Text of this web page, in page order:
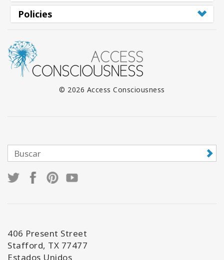
Policies
© 2026 Access Consciousness
406 Present Street
Stafford, TX 77477
Estados Unidos